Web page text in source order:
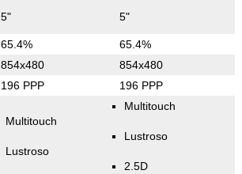
5" 5"
65.4% 65.4%
854x480 854x480
196 PPP 196 PPP
Multitouch
Lustroso
Multitouch
Lustroso
2.5D